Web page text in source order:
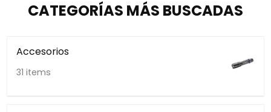
CATEGORÍAS MÁS BUSCADAS
Accesorios
31 items